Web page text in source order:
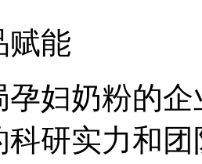
赋能
孕妇奶粉的
科研实力和